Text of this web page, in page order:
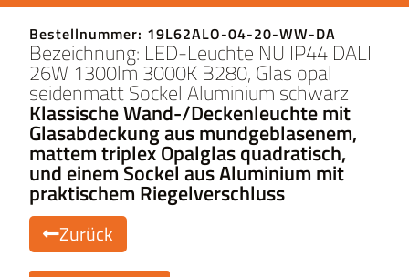
Bestellnummer: 19L62ALO-04-20-WW-DA
Bezeichnung: LED-Leuchte NU IP44 DALI
26W 1300lm 3000K B280, Glas opal
seidenmatt Sockel Aluminium schwarz
Klassische Wand-/Deckenleuchte mit
Glasabdeckung aus mundgeblasenem,
mattem triplex Opalglas quadratisch,
und einem Sockel aus Aluminium mit
praktischem Riegelverschluss
Zurück